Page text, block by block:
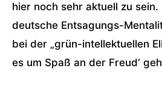
hier noch sehr aktuell zu
deutsche Entsagungs-
bei der „grün-intellektuellen
es um Spaß an der Freud‘